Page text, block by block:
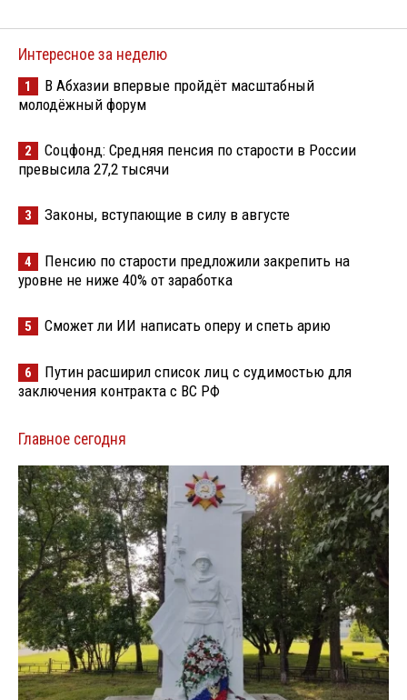
Интересное за неделю
1
В Абхазии впервые пройдёт масштабный
молодёжный форум
2
Соцфонд: Средняя пенсия по старости в России
превысила 27,2 тысячи
3 Законы, вступающие в силу в августе
4
Пенсию по старости предложили закрепить на
уровне не ниже 40% от заработка
5 Сможет ли ИИ написать оперу и спеть арию
6
Путин расширил список лиц с судимостью для
заключения контракта с ВС РФ
Главное сегодня